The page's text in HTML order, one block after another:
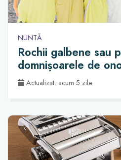
NUNTĂ
Rochii galbene sau
domnișoarele de
Actualizat: acum 5 zile